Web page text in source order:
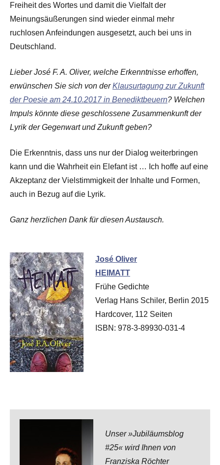
Freiheit des Wortes und damit die Vielfalt der
Meinungsäußerungen sind wieder einmal mehr
ruchlosen Anfeindungen ausgesetzt, auch bei uns in
Deutschland.
Lieber José F. A. Oliver, welche Erkenntnisse erhoffen,
erwünschen Sie sich von derKlausurtagung zur Zukunft
der Poesie am 24.10.2017 in Benediktbeuern? Welchen
Impuls könnte diese geschlossene Zusammenkunft der
Lyrik der Gegenwart und Zukunft geben?
Die Erkenntnis, dass uns nur der Dialog weiterbringen
kann und die Wahrheit ein Elefant ist … Ich hoffe auf eine
Akzeptanz der Vielstimmigkeit der Inhalte und Formen,
auch in Bezug auf die Lyrik.
Ganz herzlichen Dank für diesen Austausch.
José Oliver
HEIMATT
Frühe Gedichte
Verlag Hans Schiler, Berlin 2015
Hardcover, 112 Seiten
ISBN: 978-3-89930-031-4
Unser »Jubiläumsblog
#25« wird Ihnen von
Franziska Röchter